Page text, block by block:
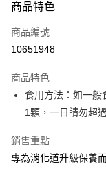
Apple Pay
街口支付
Google Pay
全盈+PAY
大哥付你分期
相關說明
商品特色
商品編號
10651948
商品特色
食用方法：如一般
1顆，一日請勿超
銷售重點
專為消化道升級保養